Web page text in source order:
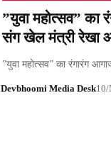
”युवा महोत्सव” का
संग खेल मंत्री रेखा
”युवा महोत्सव” का रंगारंग
Devbhoomi Media Desk10/